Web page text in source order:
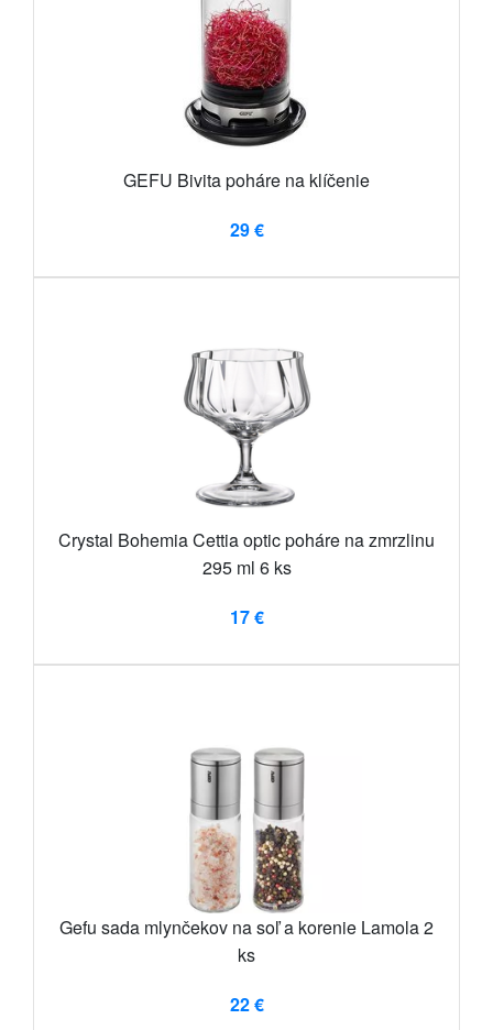
GEFU Bivita poháre na klíčenie
29 €
Crystal Bohemia Cettia optic poháre na zmrzlinu
295 ml 6 ks
17 €
Gefu sada mlynčekov na soľ a korenie Lamola 2
ks
22 €